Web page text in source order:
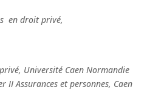
en droit privé,
Université Caen Normandie
II Assurances et personnes, Caen